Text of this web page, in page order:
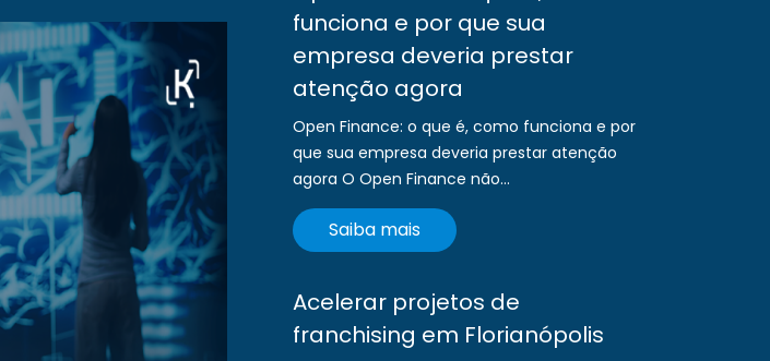
funciona e por que sua
empresa deveria prestar
atenção agora
Open Finance: o que é, como funciona e por
que sua empresa deveria prestar atenção
agora O Open Finance não...
Saiba mais
Acelerar projetos de
franchising em Florianópolis